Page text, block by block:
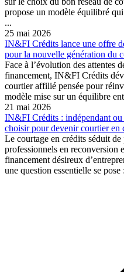
propose un modèle équilibré
...
25 mai 2026
IN&FI Crédits lance une offre
pour la nouvelle génération du
Face à l’évolution des attentes
financement, IN&FI Crédits
courtier affilié pensée pour
modèle mise sur un équilibre
21 mai 2026
IN&FI Crédits : indépendant
choisir pour devenir courtier en
Le courtage en crédits séduit de
professionnels en reconversion
financement désireux
une question essentielle se